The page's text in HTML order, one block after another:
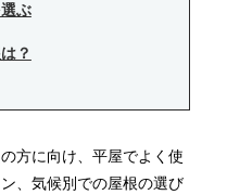
ぶ
？
方に向け、平屋でよく使
、気候別での屋根の選び